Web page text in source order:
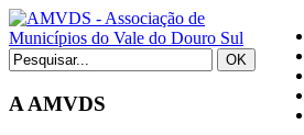
A AMVDS